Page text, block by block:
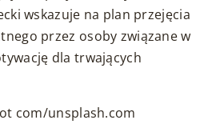
wskazuje na plan przejęcia
przez osoby związane w
dla trwających
com/unsplash.com